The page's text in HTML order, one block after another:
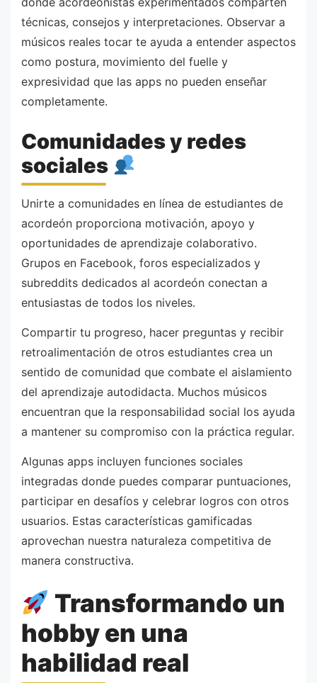
técnicas, consejos y interpretaciones. Observar a
músicos reales tocar te ayuda a entender aspectos
como postura, movimiento del fuelle y
expresividad que las apps no pueden enseñar
completamente.
Comunidades y redes
sociales
Unirte a comunidades en línea de estudiantes de
acordeón proporciona motivación, apoyo y
oportunidades de aprendizaje colaborativo.
Grupos en Facebook, foros especializados y
subreddits dedicados al acordeón conectan a
entusiastas de todos los niveles.
Compartir tu progreso, hacer preguntas y recibir
retroalimentación de otros estudiantes crea un
sentido de comunidad que combate el aislamiento
del aprendizaje autodidacta. Muchos músicos
encuentran que la responsabilidad social los ayuda
a mantener su compromiso con la práctica regular.
Algunas apps incluyen funciones sociales
integradas donde puedes comparar puntuaciones,
participar en desafíos y celebrar logros con otros
usuarios. Estas características gamificadas
aprovechan nuestra naturaleza competitiva de
manera constructiva.
Transformando un
hobby en una
habilidad real